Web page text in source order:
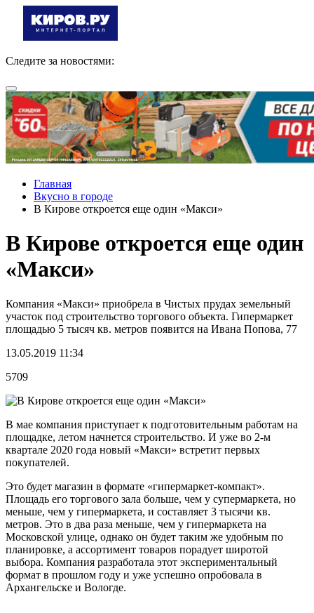
Следите за новостями:
Главная
Вкусно в городе
В Кирове откроется еще один «Макси»
В Кирове откроется еще один
«Макси»
Компания «Макси» приобрела в Чистых прудах земельный
участок под строительство торгового объекта. Гипермаркет
площадью 5 тысяч кв. метров появится на Ивана Попова, 77
13.05.2019 11:34
5709
В мае компания приступает к подготовительным работам на
площадке, летом начнется строительство. И уже во 2-м
квартале 2020 года новый «Макси» встретит первых
покупателей.
Это будет магазин в формате «гипермаркет-компакт».
Площадь его торгового зала больше, чем у супермаркета, но
меньше, чем у гипермаркета, и составляет 3 тысячи кв.
метров. Это в два раза меньше, чем у гипермаркета на
Московской улице, однако он будет таким же удобным по
планировке, а ассортимент товаров порадует широтой
выбора. Компания разработала этот экспериментальный
формат в прошлом году и уже успешно опробовала в
Архангельске и Вологде.